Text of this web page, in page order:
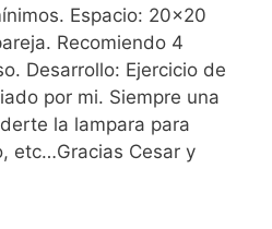
Espacio: 20×20
Recomiendo 4
Desarrollo: Ejercicio de
por mi. Siempre una
la lampara para
etc…Gracias Cesar y